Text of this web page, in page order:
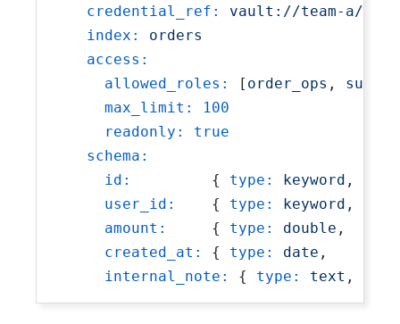
credential_ref:
vault://team-a/es-
index:
orders
access:
allowed_roles:
[ order_ops ,
max_limit:
100
readonly:
true
schema:
id:
         {
type: keyword ,
user_id:
    {
type: keyword ,
amount:
     {
type: double ,
created_at:
{ type: date ,
internal_note:
{ type: text ,